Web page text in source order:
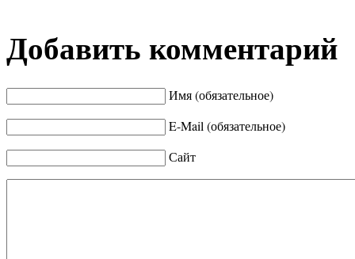
Добавить комментарий
Имя (обязательное)
E-Mail (обязательное)
Сайт